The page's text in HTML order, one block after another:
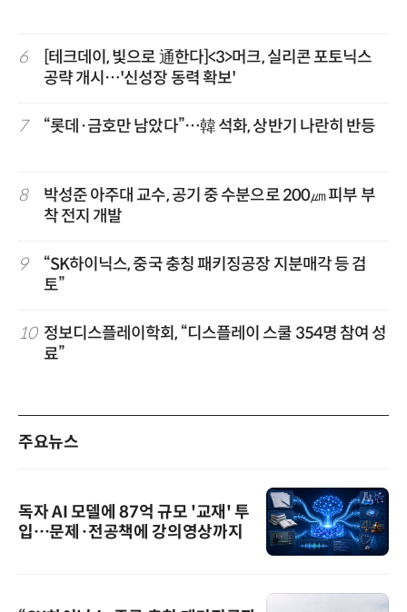
6
[테크데이, 빛으로 通한다]<3>머크, 실리콘 포토닉스
공략 개시…'신성장 동력 확보'
7 “롯데·금호만 남았다”…韓 석화, 상반기 나란히 반등
8
박성준 아주대 교수, 공기 중 수분으로 200㎛ 피부 부
착 전지 개발
9
“SK하이닉스, 중국 충칭 패키징공장 지분매각 등 검
토”
10 정보디스플레이학회, “디스플레이 스쿨 354명 참여 성
료”
주요뉴스
독자 AI 모델에 87억 규모 '교재' 투
입…문제·전공책에 강의영상까지